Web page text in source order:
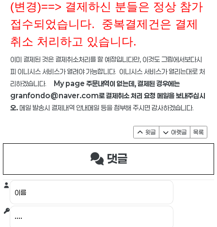
(변경)==> 결제하신 분들은 정상 참가
접수되었습니다. 중복결제건은 결제
취소 처리하고 있습니다.
이미 결제된 것은 결제취소처리를 할 예정입니다만, 이것도 그림에서보다시
피 이니시스 서비스가 열려야 가능합니다. 이니시스 서비스가 열리는대로 처
리하겠습니다.
My page 주문내역이 없는데, 결제된 경우에는
granfondo@naver.com로 결제취소 처리 요청 메일을 보내주십시
오. 메일 발송시 결제내역 안내메일 등을 첨부해 주시면 감사하겠습니다.
윗글 아랫글 목록
댓글